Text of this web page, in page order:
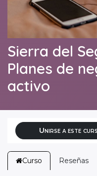
Sierra del
Planes de
activo
Unirse a este
Curso Reseñas